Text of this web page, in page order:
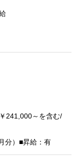
241,000～を含む/
分）■昇給：有